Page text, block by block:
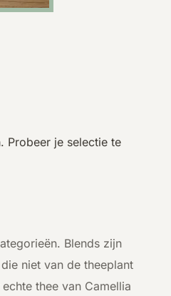
Probeer je selectie te
Blends zijn
niet van de theeplant
thee van Camellia